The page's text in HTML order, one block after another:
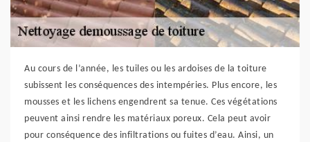
Au cours de l’année, les tuiles ou les ardoises de la toiture
subissent les conséquences des intempéries. Plus encore, les
mousses et les lichens engendrent sa tenue. Ces végétations
peuvent ainsi rendre les matériaux poreux. Cela peut avoir
pour conséquence des infiltrations ou fuites d’eau. Ainsi, un